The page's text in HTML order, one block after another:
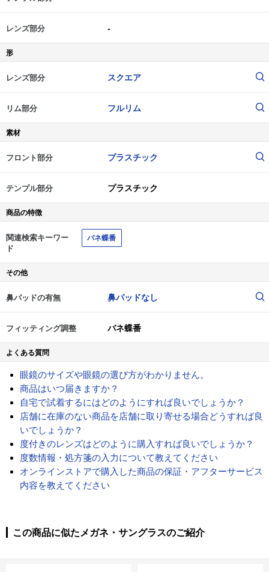
レンズ部分 -
形
レンズ部分 スクエア
リム部分 フルリム
素材
フロント部分 プラスチック
テンプル部分 プラスチック
商品の特徴
関連検索キーワー
ド
バネ蝶番
その他
鼻パッドの有無 鼻パッドなし
フィッティング調整 バネ蝶番
よくある質問
眼鏡のサイズや眼鏡の選び方がわかりません。
商品はいつ届きますか？
自宅で試着するにはどのようにすれば良いでしょうか？
店舗に在庫のない商品を店舗に取り寄せる場合どうすれば良
いでしょうか？
度付きのレンズはどのように購入すれば良いでしょうか？
度数情報・処方箋の入力について教えてください
オンラインストアで購入した商品の保証・アフターサービス
内容を教えてください
この商品に似たメガネ・サングラスのご紹介